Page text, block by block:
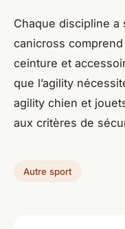
Chaque discipline a
canicross
ceinture et
que l’agility
agility chien et
aux critères de
Autre sport